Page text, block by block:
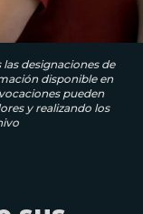
designaciones de
disponible en
pueden
y realizando los